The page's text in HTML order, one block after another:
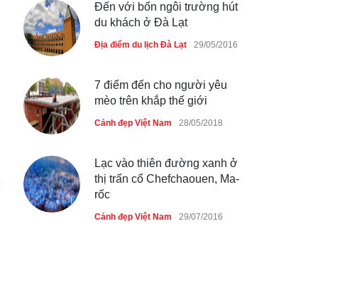
phí vé vào cửa festival Ẩm
thực Italy
Cảnh đẹp Việt Nam 25/04/2020
Tam giác mạch khoe sắc bên
bờ hồ Hà Nội
Cảnh đẹp Việt Nam 25/04/2020
Đến với bốn ngôi trường hút
du khách ở Đà Lạt
Địa điểm du lịch Đà Lạt 29/05/2016
7 điểm đến cho người yêu
mèo trên khắp thế giới
Cảnh đẹp Việt Nam 28/05/2018
Lạc vào thiên đường xanh ở
thị trấn cổ Chefchaouen, Ma-
rốc
Cảnh đẹp Việt Nam 29/07/2016